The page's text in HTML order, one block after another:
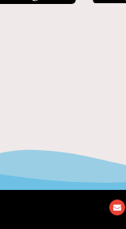
E
n
v